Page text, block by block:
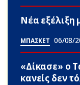
Νέα εξέλιξη
ΜΠΑΣΚΕΤ 06/08/
«Δίκασε» ο
κανείς δεν